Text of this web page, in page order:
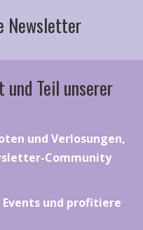
Newsletter
und Teil unserer
und Verlosungen,
Community
Events und profitiere